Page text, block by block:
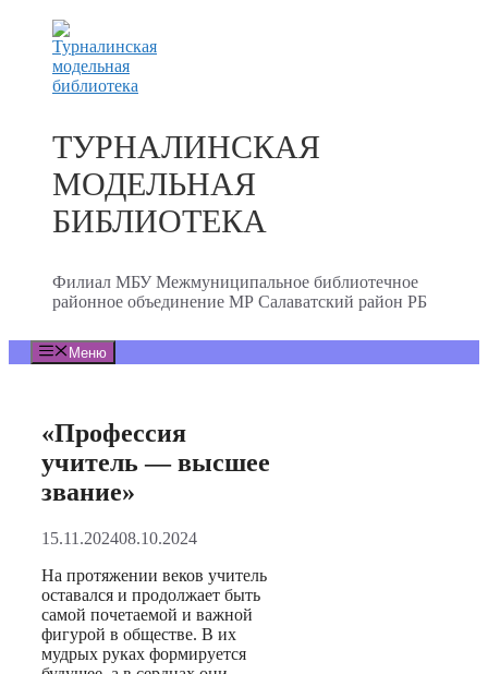
Перейти
содержимому
ТУРНАЛИНСКАЯ
МОДЕЛЬНАЯ
БИБЛИОТЕКА
Филиал МБУ Межмуниципальное библиотечное
районное объединение МР Салаватский район РБ
Меню
«Профессия
учитель — высшее
звание»
15.11.202408.10.2024
На протяжении веков учитель
оставался и продолжает быть
самой почетаемой и важной
фигурой в обществе. В их
мудрых руках формируется